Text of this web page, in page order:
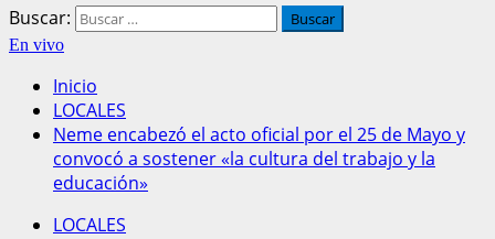
Buscar:
En vivo
Inicio
LOCALES
Neme encabezó el acto oficial por el 25 de Mayo y
convocó a sostener «la cultura del trabajo y la
educación»
LOCALES